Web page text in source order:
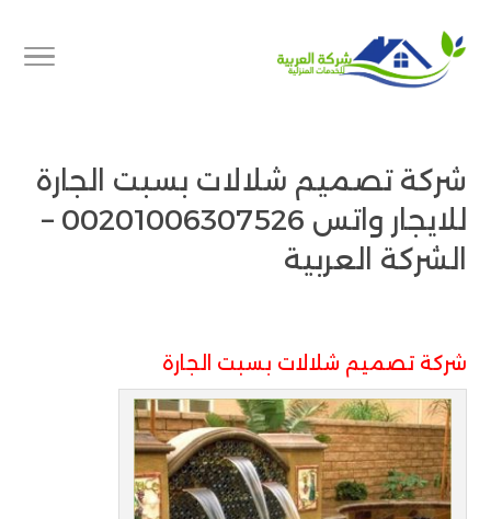
شركة تصميم شلالات بسبت الجارة
للايجار واتس 00201006307526 –
الشركة العربية
شركة تصميم شلالات بسبت الجارة